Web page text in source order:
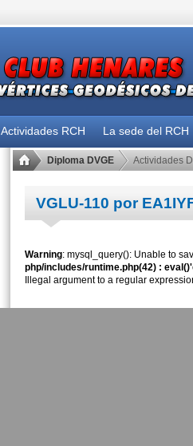
Actividades RCH La sede del RCH
Diploma DVGE Actividades
VGLU-110 por
Warning: mysql_query(): Unable to
php/includes/runtime.php(42) :
Illegal argument to a regular